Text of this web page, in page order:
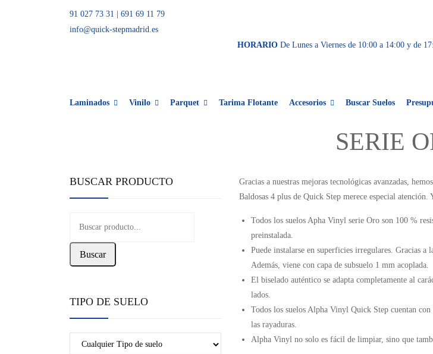
91 027 73 31
691 69 11 79
info@quick-stepmadrid.es
HORARIO De Lunes a Viernes de 10:00 a 14:00 y de
Laminados Vinilo Parquet Tarima Flotante Accesorios Buscar Suelos
SERIE
Gracias a nuestras mejoras tecnológicas avanzadas,
Baldosas 4 plus de Quick Step merece especial
Todos los suelos Apha Vinyl serie Oro son 100 %
preinstalada.
Puede instalarse en superficies irregulares. Gracias
Además, viene con capa de subsuelo 1 mm acoplada.
El biselado auténtico se adapta completamente al
lados.
Todos los suelos Alpha Vinyl Quick Step cuentan
las rayaduras.
Alpha Vinyl no solo es fácil de limpiar, sino que
BUSCAR PRODUCTO
Buscar
TIPO DE SUELO